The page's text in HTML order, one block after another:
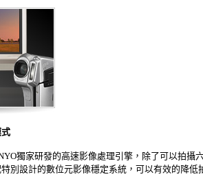
獨家研發的高速影像處理引擎，除了可以拍攝
別設計的數位元影像穩定系統，可以有效的降